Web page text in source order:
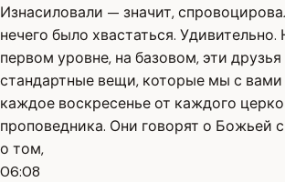
Изнасиловали — значит,
нечего было хвастаться.
первом уровне, на базовом, эти друзья
стандартные вещи, которые мы с
каждое воскресенье от каждого
проповедника. Они говорят о Божьей
о том,
06:08